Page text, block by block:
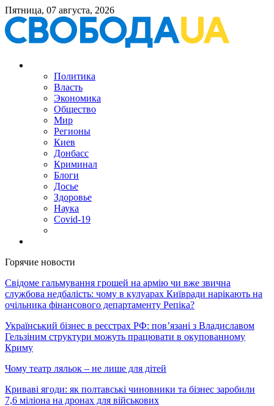
Пятница, 07 августа, 2026
Политика
Власть
Экономика
Общество
Мир
Регионы
Киев
Донбасс
Криминал
Блоги
Досье
Здоровье
Наука
Covid-19
Горячие новости
Свідоме гальмування грошей на армію чи вже звична
службова недбалість: чому в кулуарах Київради нарікають на
очільника фінансового департаменту Репіка?
Український бізнес в реєстрах РФ: пов’язані з Владиславом
Гельзіним структури можуть працювати в окупованному
Криму
Чому театр ляльок – не лише для дітей
Криваві ягоди: як полтавські чиновники та бізнес заробили
7,6 міліона на дронах для військових